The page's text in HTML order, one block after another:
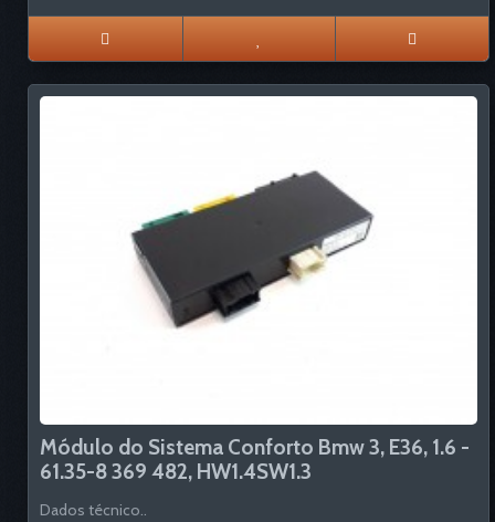
Módulo do Sistema Conforto Bmw 3, E36, 1.6 -
61.35-8 369 482, HW1.4SW1.3
Dados técnico..